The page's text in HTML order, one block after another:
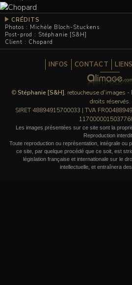
CRÉDITS
Photos : Michèle Bloch-Stuckens
Post-prod : Stéphanie [S&H]
Client : Chopard
INFOS CONTACT LIENS
©Stéphanie [S&H], retoucheuse d'images -
droits réservés.
SIRET 48894915700033 | TVA
Les images présentées sur ce site sont la
Reproduction
Toute reproduction ou représentation, intégrale ou
ce site, par quelque procédé que ce soit, est
législation française et internationale sur le
intellectuelle, et entraînera